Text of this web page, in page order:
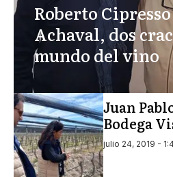
Roberto
Achaval, dos
mundo del vino
Juan
Bodega
julio 24, 2019 -